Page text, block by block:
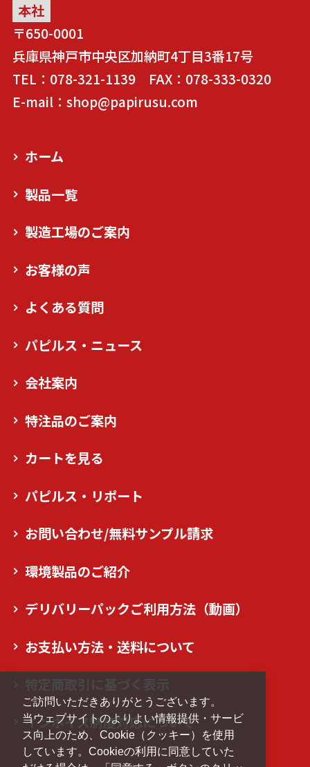
ご訪問いただきありがとうございます。
当ウェブサイトのよりよい情報提供・サービ
ス向上のため、Cookie（クッキー）を使用
しています。Cookieの利用に同意していた
本社
〒650-0001
兵庫県神戸市中央区加納町4丁目3番17号
TEL：078-321-1139 FAX：078-333-0320
E-mail：shop@papirusu.com
ホーム
製品一覧
製造工場のご案内
お客様の声
よくある質問
パピルス・ニュース
会社案内
特注品のご案内
カートを見る
パピルス・リポート
お問い合わせ/無料サンプル請求
環境製品のご紹介
デリバリーパックご利用方法（動画）
お支払い方法・送料について
インボイス制度対応について